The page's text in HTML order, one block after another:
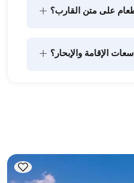
على متن القارب؟ +
الإقامة والإبحار؟ +
الإبحار.